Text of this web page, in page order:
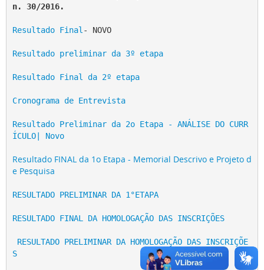
n. 30/2016.
Resultado Final - NOVO
Resultado preliminar da 3º etapa
Resultado Final da 2º etapa
Cronograma de Entrevista
Resultado Preliminar da 2o Etapa - ANÁLISE DO CURR
ÍCULO| Novo
Resultado FINAL da 1o Etapa - Memorial Descrivo e Projeto d
e Pesquisa
RESULTADO PRELIMINAR DA 1°ETAPA
RESULTADO FINAL DA HOMOLOGAÇÃO DAS INSCRIÇÕES
S